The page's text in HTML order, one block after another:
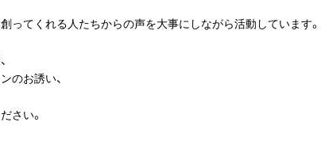
ってくれる人たちからの声を大事にしながら活動しています。
のお誘い、
さい。